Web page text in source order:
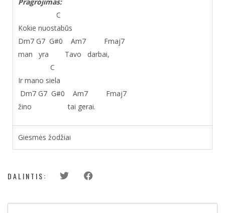
C
Kokie nuostabūs
Dm7 G7 G#0 Am7 Fmaj7
man yra Tavo darbai,
C
Ir mano siela
Dm7 G7 G#0 Am7 Fmaj7
žino tai gerai.
Giesmės žodžiai
DALINTIS: